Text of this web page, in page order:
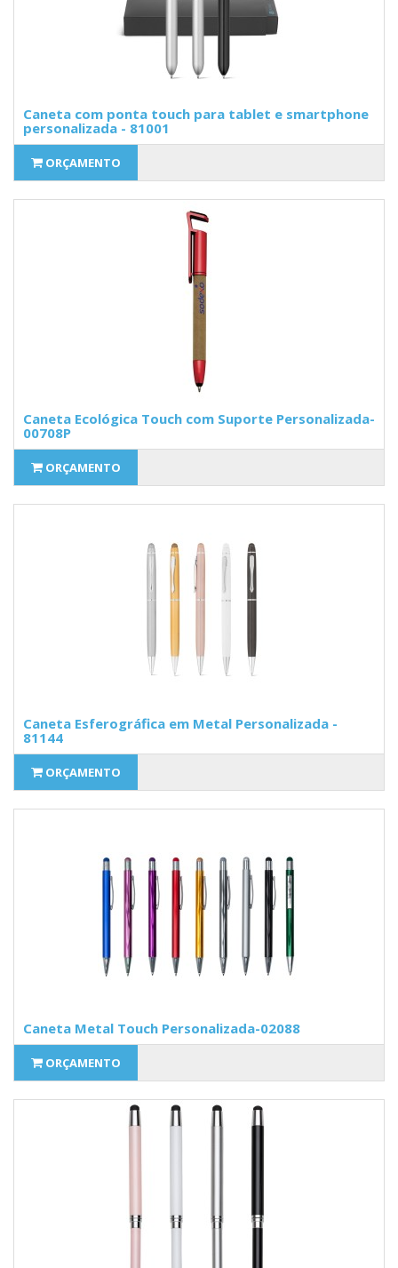
Caneta com ponta touch para tablet e smartphone
personalizada - 81001
ORÇAMENTO
Caneta Ecológica Touch com Suporte Personalizada-
00708P
ORÇAMENTO
Caneta Esferográfica em Metal Personalizada -
81144
ORÇAMENTO
Caneta Metal Touch Personalizada-02088
ORÇAMENTO